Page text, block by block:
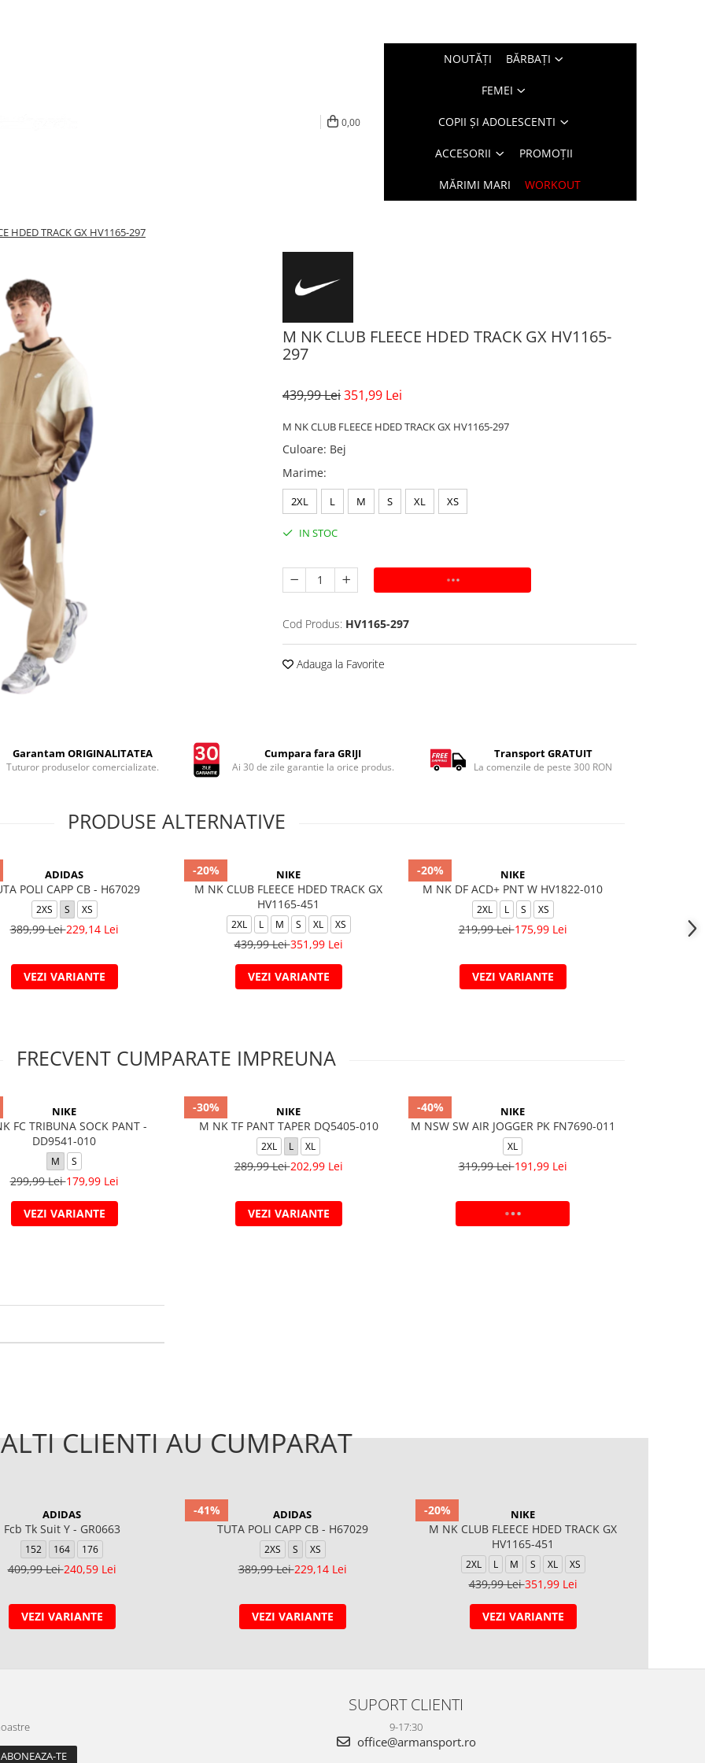
0,00
NOUTĂŢI BĂRBAŢI
FEMEI
COPII ȘI ADOLESCENTI
ACCESORII PROMOȚII
MĂRIMI MARI WORKOUT
HDED TRACK GX HV1165-297
M NK CLUB FLEECE HDED TRACK GX HV1165-
297
439,99 Lei351,99 Lei
M NK CLUB FLEECE HDED TRACK GX HV1165-297
Culoare: Bej
Marime:
2XL L M S XL XS
IN STOC
ADAUGA IN COS
Cod Produs: HV1165-297
Adauga la Favorite
Garantam ORIGINALITATEA
Tuturor produselor comercializate.
Cumpara fara GRIJI
Ai 30 de zile garantie la orice produs.
Transport GRATUIT
La comenzile de peste 300 RON
PRODUSE ALTERNATIVE
ADIDAS
POLI CAPP CB - H67029
2XS S XS
389,99 Lei229,14 Lei
VEZI VARIANTE
-20% NIKE
M NK CLUB FLEECE HDED TRACK GX
HV1165-451
2XL L M S XL XS
439,99 Lei351,99 Lei
VEZI VARIANTE
-20% NIKE
M NK DF ACD+ PNT W HV1822-010
2XL L S XS
219,99 Lei175,99 Lei
VEZI VARIANTE
FRECVENT CUMPARATE IMPREUNA
NIKE
FC TRIBUNA SOCK PANT -
DD9541-010
M S
299,99 Lei179,99 Lei
VEZI VARIANTE
-30% NIKE
M NK TF PANT TAPER DQ5405-010
2XL L XL
289,99 Lei202,99 Lei
VEZI VARIANTE
-40% NIKE
M NSW SW AIR JOGGER PK FN7690-011
XL
319,99 Lei191,99 Lei
ADAUGA IN COS
ALTI CLIENTI AU CUMPARAT
ADIDAS
Fcb Tk Suit Y - GR0663
152 164 176
409,99 Lei240,59 Lei
VEZI VARIANTE
-41% ADIDAS
TUTA POLI CAPP CB - H67029
2XS S XS
389,99 Lei229,14 Lei
VEZI VARIANTE
-20% NIKE
M NK CLUB FLEECE HDED TRACK GX
HV1165-451
2XL L M S XL XS
439,99 Lei351,99 Lei
VEZI VARIANTE
SUPORT CLIENTI
9-17:30
office@armansport.ro